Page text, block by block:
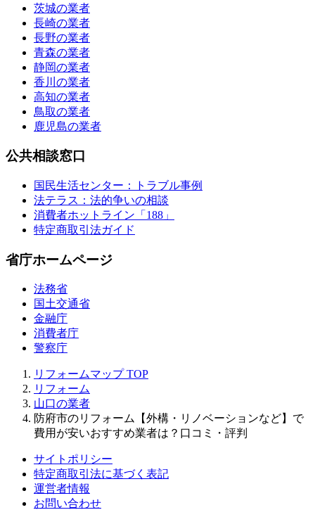
茨城の業者
長崎の業者
長野の業者
青森の業者
静岡の業者
香川の業者
高知の業者
鳥取の業者
鹿児島の業者
公共相談窓口
国民生活センター：トラブル事例
法テラス：法的争いの相談
消費者ホットライン「188」
特定商取引法ガイド
省庁ホームページ
法務省
国土交通省
金融庁
消費者庁
警察庁
リフォームマップTOP
リフォーム
山口の業者
防府市のリフォーム【外構・リノベーションなど】で
費用が安いおすすめ業者は？口コミ・評判
サイトポリシー
特定商取引法に基づく表記
運営者情報
お問い合わせ